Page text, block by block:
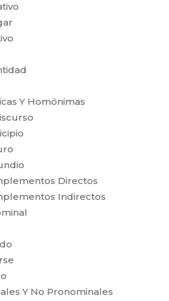
Y Homónimas
Directos
Indirectos
Y No Pronominales